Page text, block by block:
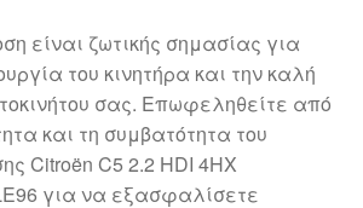
είναι ζωτικής σημασίας για
του κινητήρα και την καλή
σας. Επωφεληθείτε από
και τη συμβατότητα του
Citroën C5 2.2 HDI 4HX
για να εξασφαλίσετε